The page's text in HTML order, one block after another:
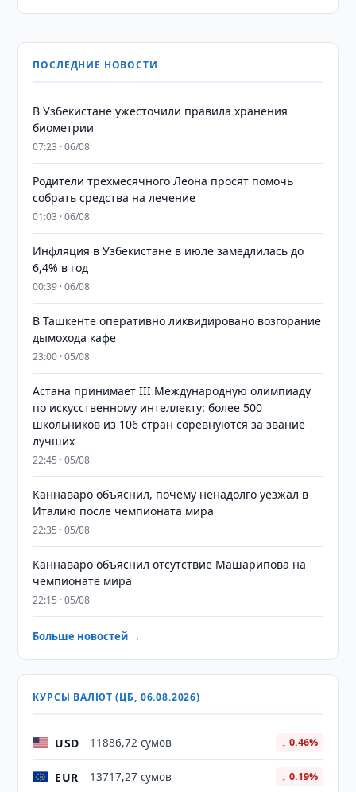
ПОСЛЕДНИЕ НОВОСТИ
В Узбекистане ужесточили правила хранения
биометрии
07:23 · 06/08
Родители трехмесячного Леона просят помочь
собрать средства на лечение
01:03 · 06/08
Инфляция в Узбекистане в июле замедлилась до
6,4% в год
00:39 · 06/08
В Ташкенте оперативно ликвидировано возгорание
дымохода кафе
23:00 · 05/08
Астана принимает III Международную олимпиаду
по искусственному интеллекту: более 500
школьников из 106 стран соревнуются за звание
лучших
22:45 · 05/08
Каннаваро объяснил, почему ненадолго уезжал в
Италию после чемпионата мира
22:35 · 05/08
Каннаваро объяснил отсутствие Машарипова на
чемпионате мира
22:15 · 05/08
Больше новостей →
КУРСЫ ВАЛЮТ (ЦБ, 06.08.2026)
USD 11886,72 сумов ↓ 0.46%
EUR 13717,27 сумов ↓ 0.19%